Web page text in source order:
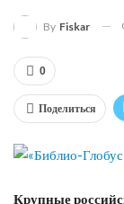
By Fiskar
0
Поделиться
Крупные